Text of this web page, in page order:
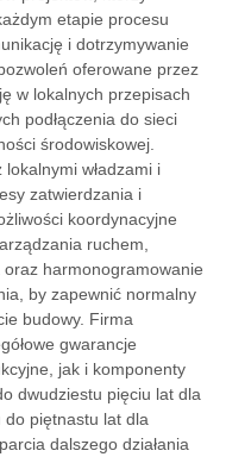
etapie procesu
i dotrzymywanie
oferowane przez
w lokalnych przepisach
podłączenia do sieci
środowiskowej.
władzami i
zatwierdzania i
koordynacyjne
ruchem,
harmonogramowanie
by zapewnić normalny
budowy. Firma
gwarancje
jak i komponenty
dwudziestu pięciu lat dla
piętnastu lat dla
dalszego działania